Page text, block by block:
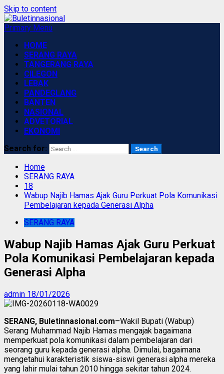
Skip to content
Primary Menu
HOME
SERANG RAYA
TANGERANG RAYA
CILEGON
LEBAK
PANDEGLANG
BANTEN
NASIONAL
ADVETORIAL
EKONOMI
Search for:
Home
SERANG RAYA
18
Wabup Najib Hamas Ajak Guru Perkuat Pola Komunikasi
Pembelajaran kepada Generasi Alpha
SERANG RAYA
Wabup Najib Hamas Ajak Guru Perkuat
Pola Komunikasi Pembelajaran kepada
Generasi Alpha
admin 18/01/2026
SERANG, Buletinnasional.com–Wakil Bupati (Wabup)
Serang Muhammad Najib Hamas mengajak bagaimana
memperkuat pola komunikasi dalam pembelajaran dari
seorang guru kepada generasi alpha. Dimulai, bagaimana
mengetahui karakteristik siswa-siswi generasi alpha mereka
yang lahir mulai tahun 2010 hingga sekitar tahun 2024.